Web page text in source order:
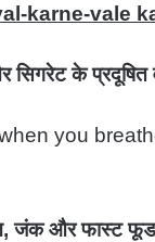
karne-vale
के प्रदूषित
you
जंक और फास्ट फूड